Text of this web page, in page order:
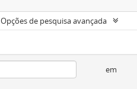
Opções de pesquisa avançada
em